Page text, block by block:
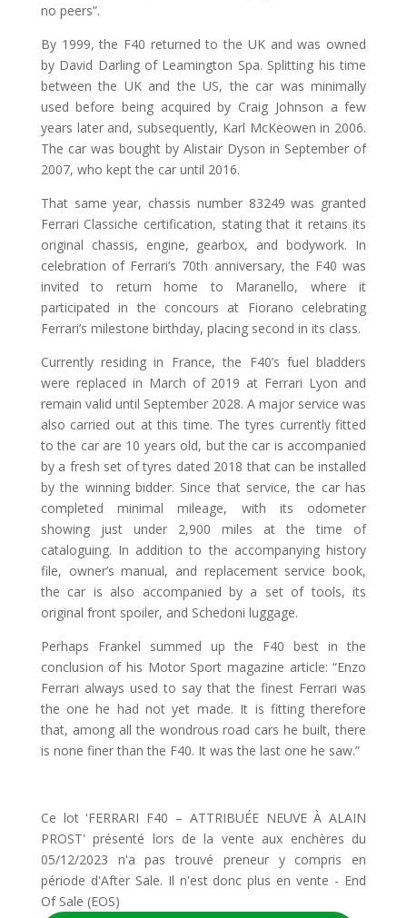
no peers”.
By 1999, the F40 returned to the UK and was owned
by David Darling of Leamington Spa. Splitting his time
between the UK and the US, the car was minimally
used before being acquired by Craig Johnson a few
years later and, subsequently, Karl McKeowen in 2006.
The car was bought by Alistair Dyson in September of
2007, who kept the car until 2016.
That same year, chassis number 83249 was granted
Ferrari Classiche certification, stating that it retains its
original chassis, engine, gearbox, and bodywork. In
celebration of Ferrari’s 70th anniversary, the F40 was
invited to return home to Maranello, where it
participated in the concours at Fiorano celebrating
Ferrari’s milestone birthday, placing second in its class.
Currently residing in France, the F40’s fuel bladders
were replaced in March of 2019 at Ferrari Lyon and
remain valid until September 2028. A major service was
also carried out at this time. The tyres currently fitted
to the car are 10 years old, but the car is accompanied
by a fresh set of tyres dated 2018 that can be installed
by the winning bidder. Since that service, the car has
completed minimal mileage, with its odometer
showing just under 2,900 miles at the time of
cataloguing. In addition to the accompanying history
file, owner’s manual, and replacement service book,
the car is also accompanied by a set of tools, its
original front spoiler, and Schedoni luggage.
Perhaps Frankel summed up the F40 best in the
conclusion of his Motor Sport magazine article: “Enzo
Ferrari always used to say that the finest Ferrari was
the one he had not yet made. It is fitting therefore
that, among all the wondrous road cars he built, there
is none finer than the F40. It was the last one he saw.”
Ce lot 'FERRARI F40 – ATTRIBUÉE NEUVE À ALAIN
PROST' présenté lors de la vente aux enchères du
05/12/2023 n'a pas trouvé preneur y compris en
période d'After Sale. Il n'est donc plus en vente - End
Of Sale (EOS)